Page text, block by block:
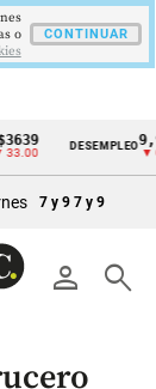
DESEMPLEO9,9 %
▼ 0.30
7 y 9 7 y 9
person search
o
CONTINUAR